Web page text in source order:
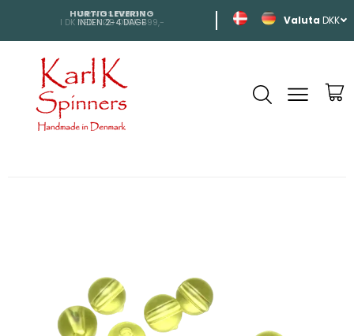
HURTIG LEVERING
INDEN 2-4 DAGE TIL HELE EUROPA
DKK